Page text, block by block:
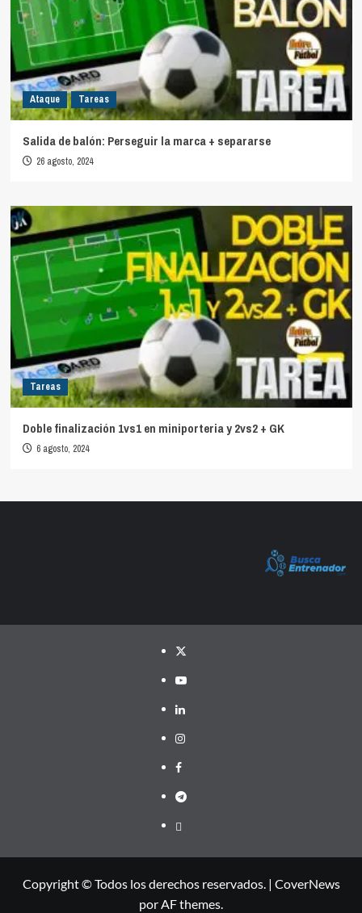
Ataque Tareas
Salida de balón: Perseguir la marca + separarse
26 agosto, 2024
Tareas
Doble finalización 1vs1 en miniporteria y 2vs2 + GK
6 agosto, 2024
Twitter
YouTube
LinkedIn
Instagram
Facebook
Telegram
PayPal
Copyright © Todos los derechos reservados. | CoverNews
por AF themes.